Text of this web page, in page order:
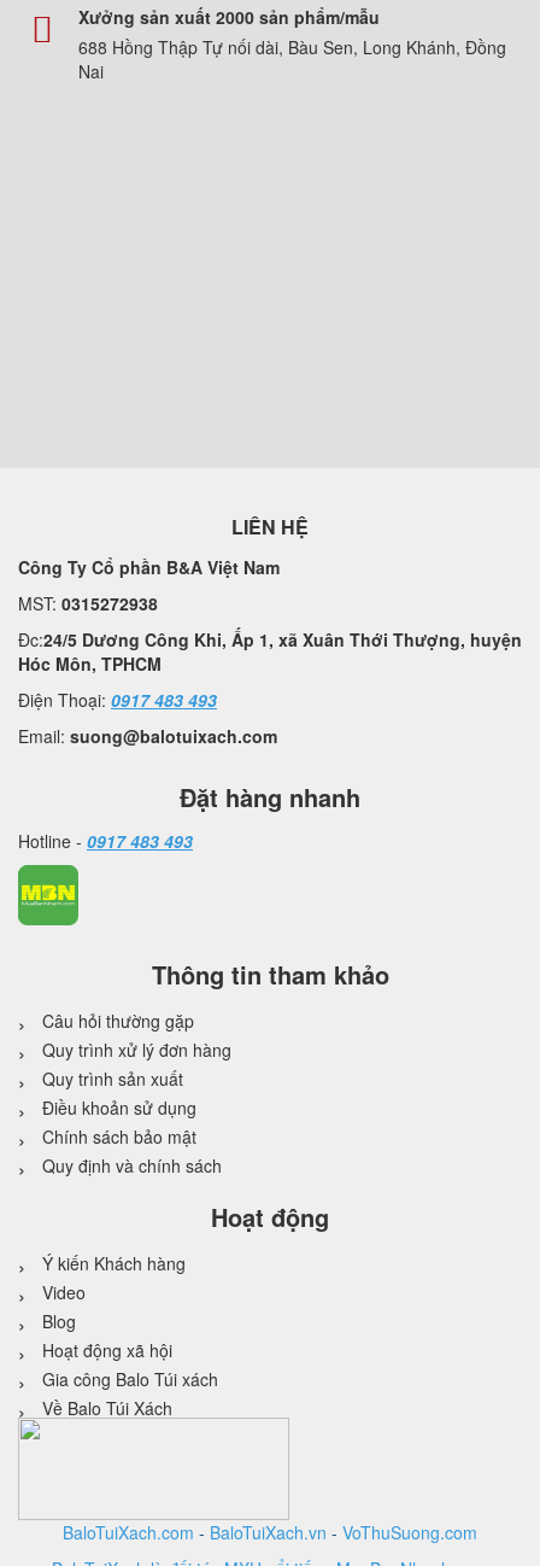
Xưởng sản xuất 2000 sản phẩm/mẫu
688 Hồng Thập Tự nối dài, Bàu Sen, Long Khánh, Đồng
Nai
LIÊN HỆ
Công Ty Cổ phần B&A Việt Nam
MST: 0315272938
Đc:24/5 Dương Công Khi, Ấp 1, xã Xuân Thới Thượng, huyện
Hóc Môn, TPHCM
Điện Thoại: 0917 483 493
Email: suong@balotuixach.com
Đặt hàng nhanh
Hotline - 0917 483 493
Thông tin tham khảo
Câu hỏi thường gặp
Quy trình xử lý đơn hàng
Quy trình sản xuất
Điều khoản sử dụng
Chính sách bảo mật
Quy định và chính sách
Hoạt động
Ý kiến Khách hàng
Video
Blog
Hoạt động xã hội
Gia công Balo Túi xách
Về Balo Túi Xách
BaloTuiXach.com - BaloTuiXach.vn - VoThuSuong.com